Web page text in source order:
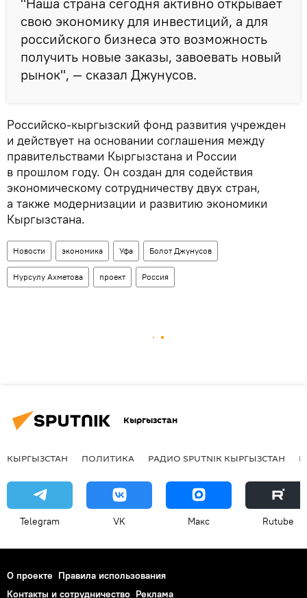
свою экономику для инвестиций, а для
российского бизнеса это возможность
получить новые заказы, завоевать новый
рынок", — сказал Джунусов.
Российско-кыргызский фонд развития учрежден
и действует на основании соглашения между
правительствами Кыргызстана и России
в прошлом году. Он создан для содействия
экономическому сотрудничеству двух стран,
а также модернизации и развитию экономики
Кыргызстана.
Новости экономика Уфа Болот Джунусов
Нурсулу Ахметова проект Россия
Кыргызстан
КЫРГЫЗСТАН ПОЛИТИКА РАДИО SPUTNIK КЫРГЫЗСТАН
Telegram VK Макс Rutube
О проекте Правила использования
Контакты и сотрудничество Реклама